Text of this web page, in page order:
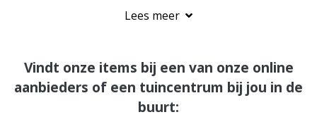
Lees meer
Vindt onze items bij een van onze online
aanbieders of een tuincentrum bij jou in de
buurt: